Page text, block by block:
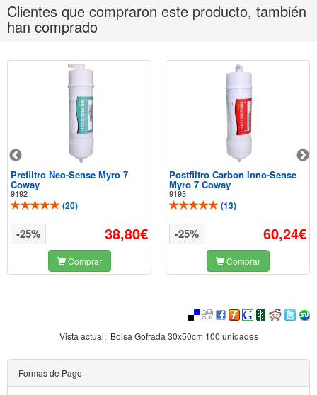
Clientes que compraron este producto, también
han comprado
Prefiltro Neo-Sense Myro 7
Coway
9192
(20)
38,80€
-25%
Comprar
Postfiltro Carbon Inno-Sense
Myro 7 Coway
9193
(13)
60,24€
-25%
Comprar
Vista actual: Bolsa Gofrada 30x50cm 100 unidades
Formas de Pago